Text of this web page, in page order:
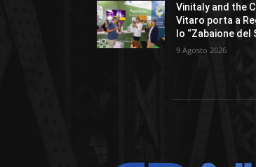
Vinitaly and the
Vitaro porta a
lo “Zabaione del
9 Agosto 2026